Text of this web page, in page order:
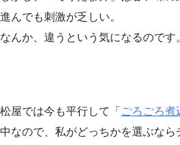
進んでも刺激が乏しい。
なんか、違うという気になるのです
松屋では今も平行して「 ごろごろ煮
中なので、私がどっちかを選ぶなら